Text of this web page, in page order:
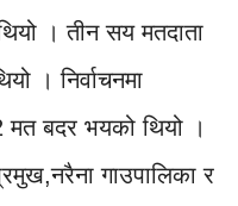
। तीन सय मतदाता
। निर्वाचनमा
मत बदर भयको थियो ।
गाउपालिका र